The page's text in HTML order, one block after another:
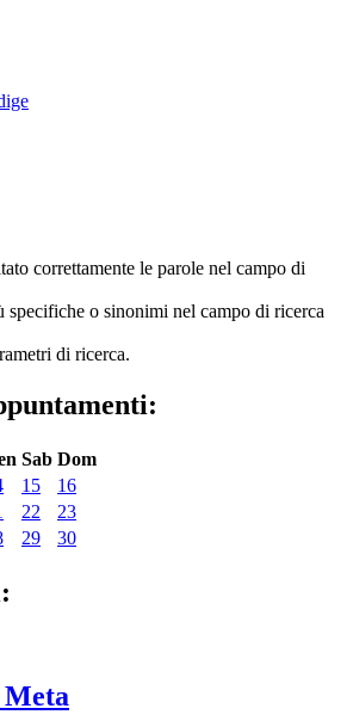
correttamente le parole nel campo di
specifiche o sinonimi nel campo di ricerca
di ricerca.
Sab Dom
15
16
22
23
29 30